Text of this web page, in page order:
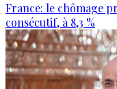
France: le chômage
consécutif, à 8,3 %